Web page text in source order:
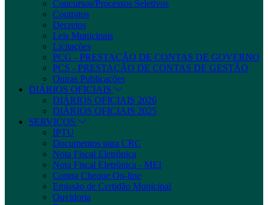
Concursos/Processos Seletivos
Contratos
Decretos
Leis Municipais
Licitações
PCG - PRESTAÇÃO DE CONTAS DE GOVERNO
PCS - PRESTAÇÃO DE CONTAS DE GESTÃO
Outras Publicações
DIÁRIOS OFICIAIS
DIÁRIOS OFICIAIS 2026
DIÁRIOS OFICIAIS 2025
SERVIÇOS
IPTU
Documentos para CRC
Nota Fiscal Eletrônica
Nota Fiscal Eletrônica - MEI
Contra Cheque On-line
Emissão de Certidão Municipal
Ouvidoria